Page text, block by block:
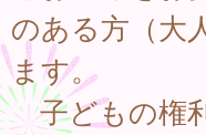
のある方（大
ます。
子どもの権利